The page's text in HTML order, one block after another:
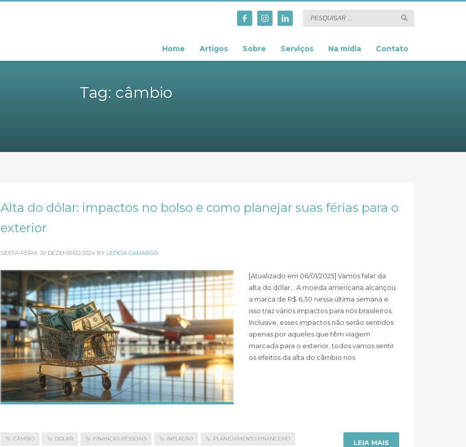
Home Artigos Sobre Serviços Na mídia Contato
Tag: câmbio
Alta do dólar: impactos no bolso e como planejar suas férias para o
exterior
SEXTA-FEIRA, 20 DEZEMBRO 2024 BY LETICIA CAMARGO
[Atualizado em 06/01/2025] Vamos falar da
alta do dólar… A moeda americana alcançou
a marca de R$ 6,30 nessa última semana e
isso traz vários impactos para nós brasileiros.
Inclusive, esses impactos não serão sentidos
apenas por aqueles que têm viagem
marcada para o exterior, todos vamos sentir
os efeitos da alta do câmbio nos
CÂMBIO DÓLAR FINANÇAS PESSOAIS INFLAÇÃO PLANEJAMENTO FINANCEIRO LEIA MAIS